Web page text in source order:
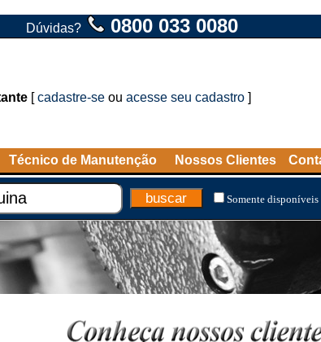
Dúvidas? 0800 033 0080
[cadastre-se ou acesse seu cadastro ]
Técnico de Manutenção Nossos Clientes
Somente disponíveis